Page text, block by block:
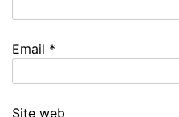
Email *
Site web